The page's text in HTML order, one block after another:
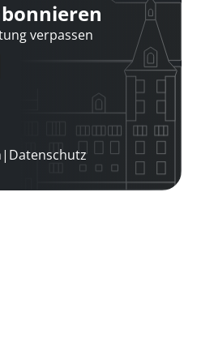
verpassen
| Datenschutz